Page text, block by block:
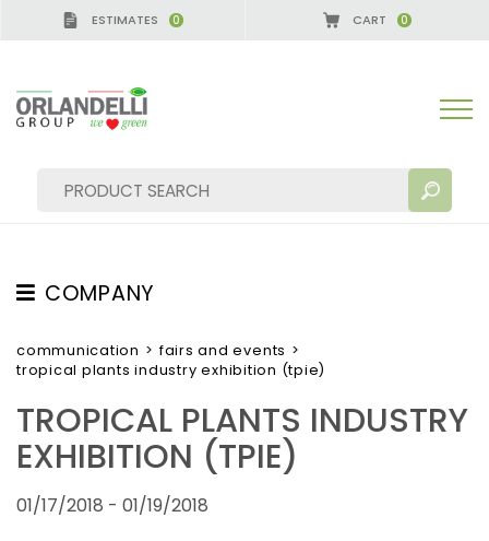
ESTIMATES 0 CART 0
MORE RESULTS FOR YOU:
COMPANY
ABOUT US
THE CREW
JOB OPPORTUNITIES
SUSTAINABILITY
FAIRS AND EVENTS
communication > fairs and events >
tropical plants industry exhibition (tpie)
TROPICAL PLANTS INDUSTRY
EXHIBITION (TPIE)
01/17/2018 - 01/19/2018
GERMANY - SPONSOR